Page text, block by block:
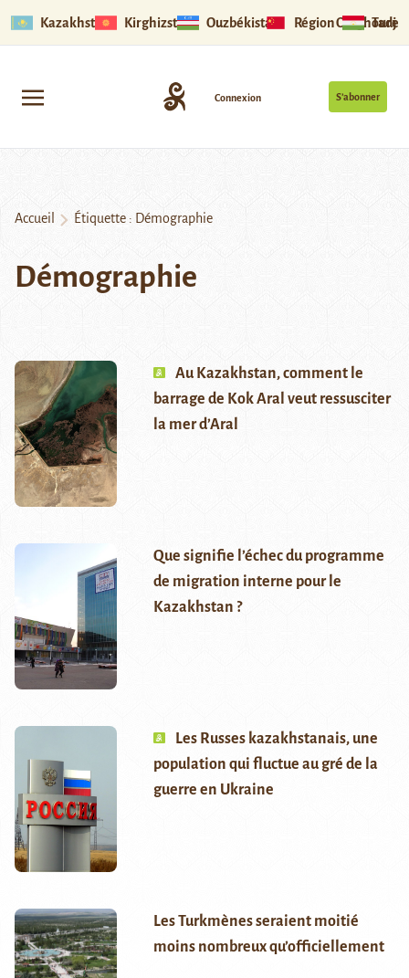
Kazakhstan Kirghizstan Ouzbékistan Région Ouïghoure
S’abonner
Connexion
Accueil Étiquette : Démographie
Démographie
Au Kazakhstan, comment le
barrage de Kok Aral veut ressusciter
la mer d’Aral
Que signifie l’échec du programme
de migration interne pour le
Kazakhstan ?
Les Russes kazakhstanais, une
population qui fluctue au gré de la
guerre en Ukraine
Les Turkmènes seraient moitié
moins nombreux qu’officiellement